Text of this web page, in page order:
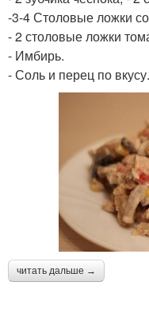
-3-4 Столовые ложки
- 2 столовые ложки
- Имбирь.
- Соль и перец по вкусу.
читать дальше →